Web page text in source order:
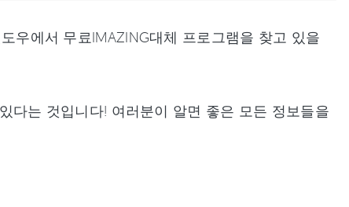
우에서 무료IMAZING대체 프로그램을 찾고 있을
다는 것입니다! 여러분이 알면 좋은 모든 정보들을